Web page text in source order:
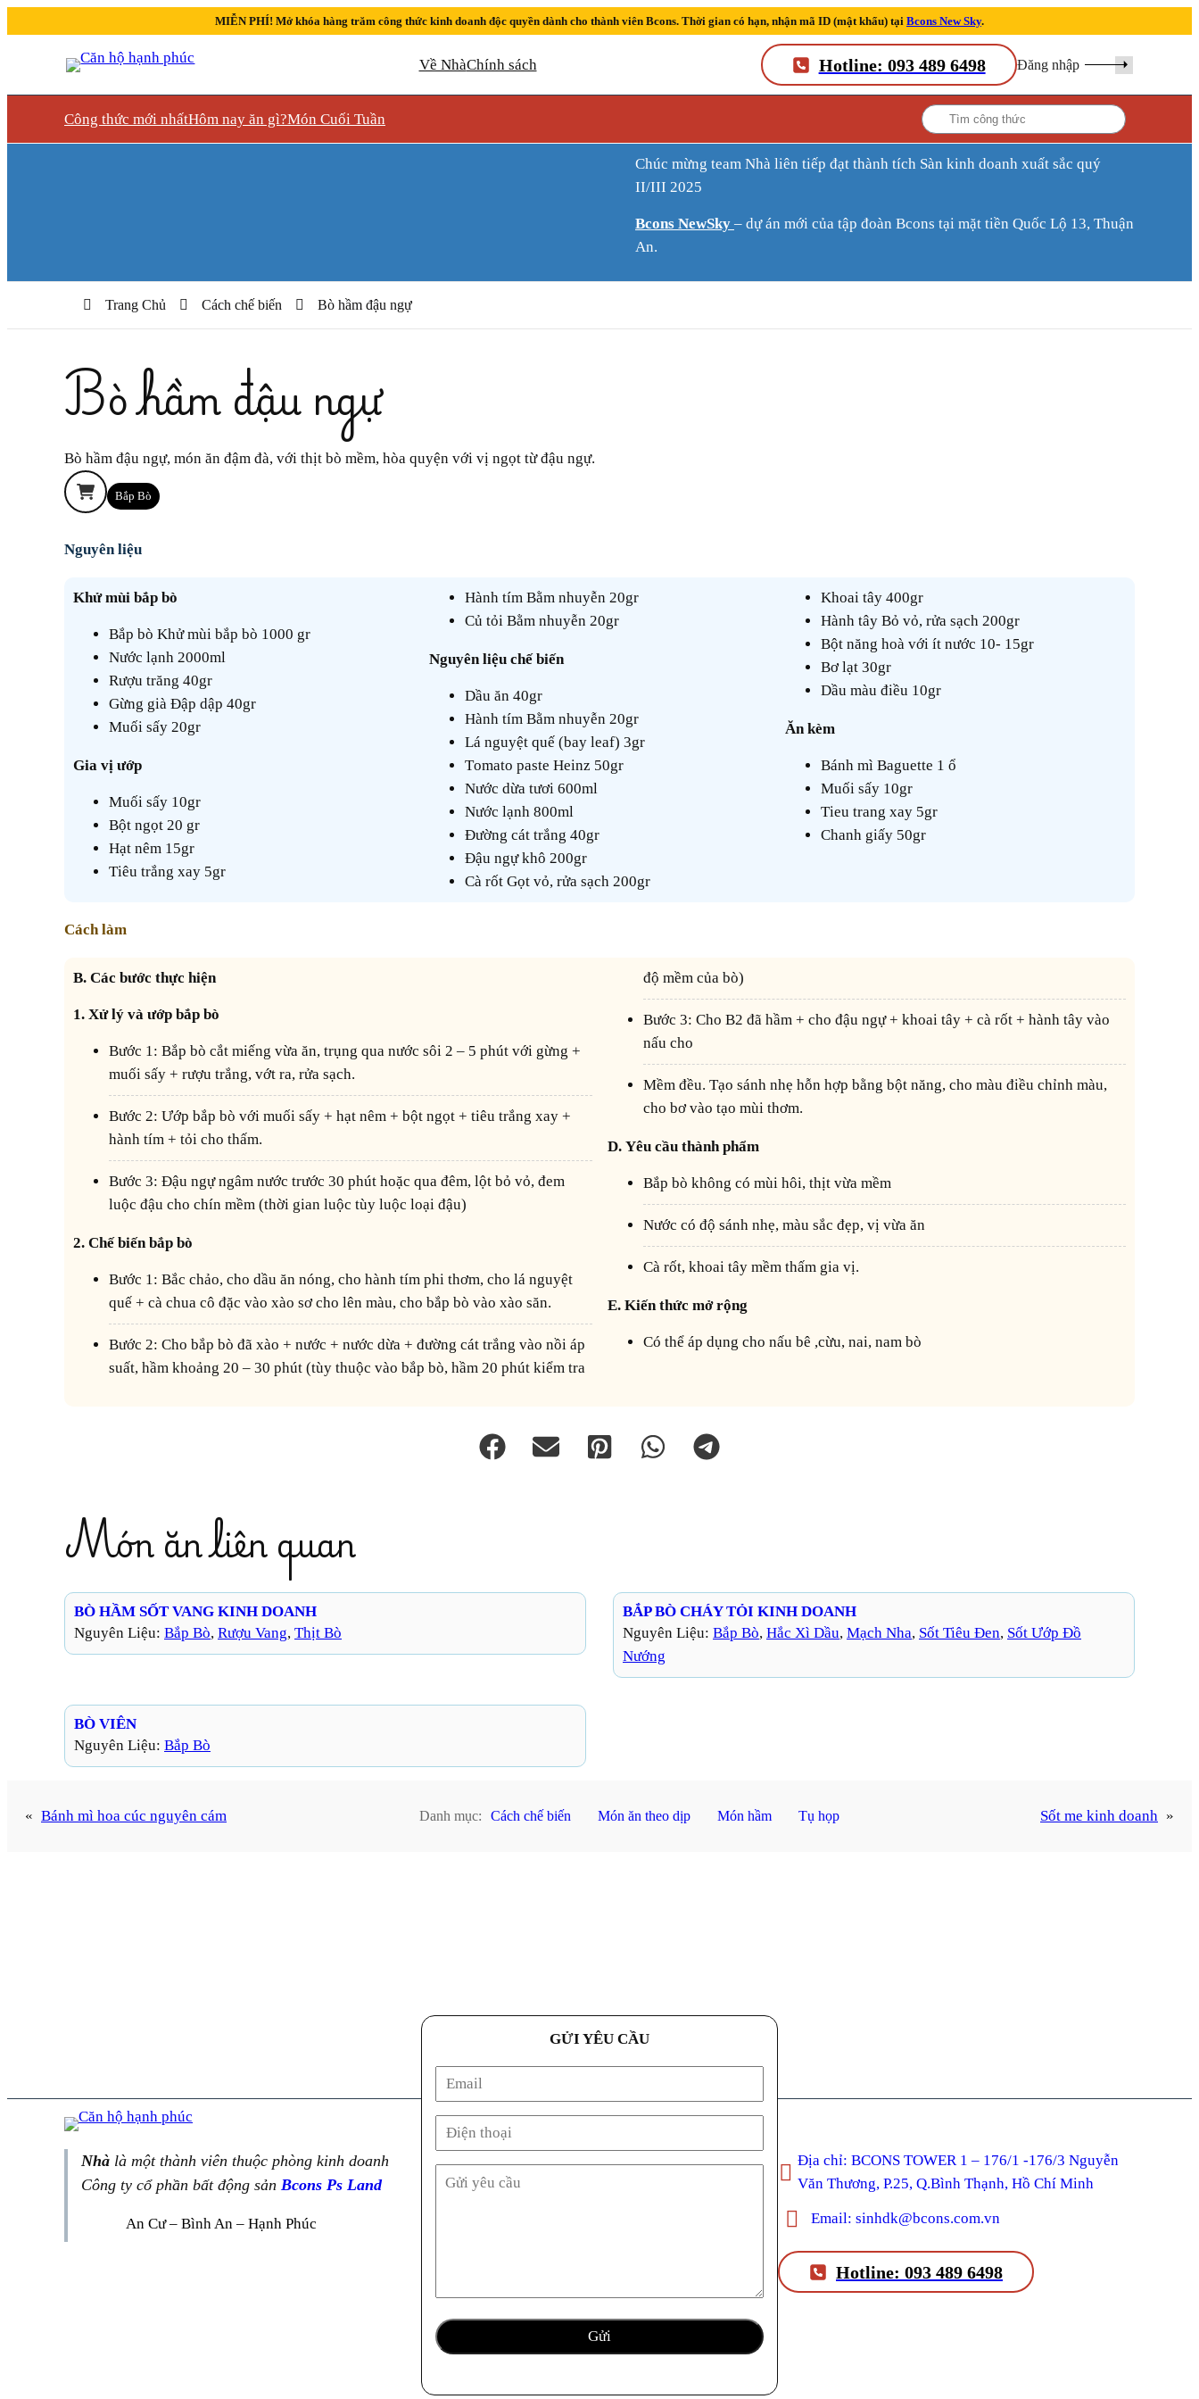
MIỄN PHÍ! Mở khóa hàng trăm công thức kinh doanh độc quyền dành cho thành viên Bcons. Thời gian có hạn, nhận mã ID (mật khẩu) tại Bcons New Sky.
Về NhàChính sách Hotline: 093 489 6498 Đăng nhập
Công thức mới nhấtHôm nay ăn gì?Món Cuối Tuần
Chúc mừng team Nhà liên tiếp đạt thành tích Sàn kinh doanh xuất sắc quý
II/III 2025
Bcons NewSky – dự án mới của tập đoàn Bcons tại mặt tiền Quốc Lộ 13, Thuận
An.
Trang Chủ Cách chế biến Bò hầm đậu ngự
Bò hầm đậu ngự
Bò hầm đậu ngự, món ăn đậm đà, với thịt bò mềm, hòa quyện với vị ngọt từ đậu ngự.
Bắp Bò
Nguyên liệu
Khử mùi bắp bò
Bắp bò Khử mùi bắp bò 1000 gr
Nước lạnh 2000ml
Rượu trăng 40gr
Gừng già Đập dập 40gr
Muối sấy 20gr
Gia vị ướp
Muối sấy 10gr
Bột ngọt 20 gr
Hạt nêm 15gr
Tiêu trắng xay 5gr
Hành tím Bằm nhuyễn 20gr
Củ tỏi Bằm nhuyễn 20gr
Nguyên liệu chế biến
Dầu ăn 40gr
Hành tím Bằm nhuyễn 20gr
Lá nguyệt quế (bay leaf) 3gr
Tomato paste Heinz 50gr
Nước dừa tươi 600ml
Nước lạnh 800ml
Đường cát trắng 40gr
Đậu ngự khô 200gr
Cà rốt Gọt vỏ, rửa sạch 200gr
Khoai tây 400gr
Hành tây Bỏ vỏ, rửa sạch 200gr
Bột năng hoà với ít nước 10- 15gr
Bơ lạt 30gr
Dầu màu điều 10gr
Ăn kèm
Bánh mì Baguette 1 ổ
Muối sấy 10gr
Tieu trang xay 5gr
Chanh giấy 50gr
Cách làm
B. Các bước thực hiện
1. Xử lý và ướp bắp bò
Bước 1: Bắp bò cắt miếng vừa ăn, trụng qua nước sôi 2 – 5 phút với gừng +
muối sấy + rượu trắng, vớt ra, rửa sạch.
Bước 2: Ướp bắp bò với muối sấy + hạt nêm + bột ngọt + tiêu trắng xay +
hành tím + tỏi cho thấm.
Bước 3: Đậu ngự ngâm nước trước 30 phút hoặc qua đêm, lột bỏ vỏ, đem
luộc đậu cho chín mềm (thời gian luộc tùy luộc loại đậu)
2. Chế biến bắp bò
Bước 1: Bắc chảo, cho dầu ăn nóng, cho hành tím phi thơm, cho lá nguyệt
quế + cà chua cô đặc vào xào sơ cho lên màu, cho bắp bò vào xào săn.
Bước 2: Cho bắp bò đã xào + nước + nước dừa + đường cát trắng vào nồi áp
suất, hầm khoảng 20 – 30 phút (tùy thuộc vào bắp bò, hầm 20 phút kiểm tra
độ mềm của bò)
Bước 3: Cho B2 đã hầm + cho đậu ngự + khoai tây + cà rốt + hành tây vào
nấu cho
mềm đều. Tạo sánh nhẹ hỗn hợp bằng bột năng, cho màu điều chỉnh màu,
cho bơ vào tạo mùi thơm.
D. Yêu cầu thành phẩm
Bắp bò không có mùi hôi, thịt vừa mềm
Nước có độ sánh nhẹ, màu sắc đẹp, vị vừa ăn
Cà rốt, khoai tây mềm thấm gia vị.
E. Kiến thức mở rộng
Có thể áp dụng cho nấu bê ,cừu, nai, nam bò
Món ăn liên quan
BÒ HẦM SỐT VANG KINH DOANH
Nguyên Liệu: Bắp Bò, Rượu Vang, Thịt Bò
BẮP BÒ CHÁY TỎI KINH DOANH
Nguyên Liệu: Bắp Bò, Hắc Xì Dầu, Mạch Nha, Sốt Tiêu Đen, Sốt Ướp Đồ
Nướng
BÒ VIÊN
Nguyên Liệu: Bắp Bò
« Bánh mì hoa cúc nguyên cám Danh mục: Cách chế biến Món ăn theo dịp Món hầm Tụ họp Sốt me kinh doanh »
Nhà là một thành viên thuộc phòng kinh doanh
Công ty cổ phần bất động sản Bcons Ps Land
An Cư – Bình An – Hạnh Phúc
GỬI YÊU CẦU
Địa chỉ: BCONS TOWER 1 – 176/1 -176/3 Nguyễn
Văn Thương, P.25, Q.Bình Thạnh, Hồ Chí Minh
Email: sinhdk@bcons.com.vn
Hotline: 093 489 6498